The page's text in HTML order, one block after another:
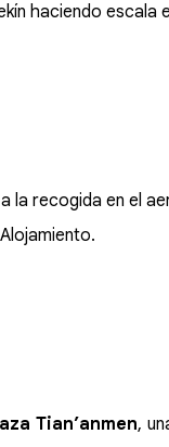
haciendo escala
la recogida en el
Tian’anmen,